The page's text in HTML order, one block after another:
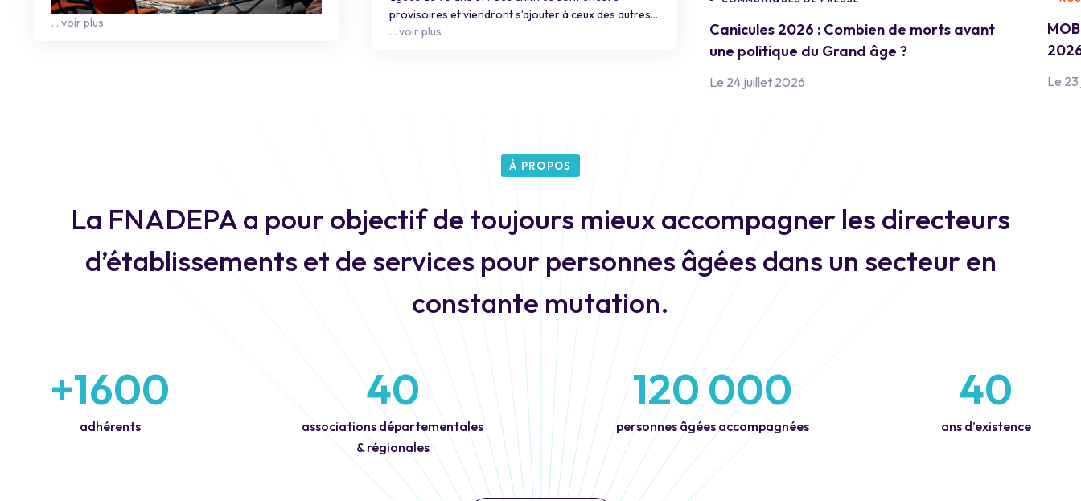
… voir plus
provisoires et viendront s’ajouter à ceux des autres
épisodes caniculaires de cet été. Mais ils constituent
… voir plus
Canicules 2026 : Combien de morts avant
une politique du Grand âge ?
Le 24 juillet 2026 Le
À PROPOS
La FNADEPA a pour objectif de toujours mieux accompagner les directeurs
d’établissements et de services pour personnes âgées dans un secteur en
constante mutation.
+1600
adhérents
40
associations départementales
& régionales
120 000
personnes âgées accompagnées
40
ans d’existence